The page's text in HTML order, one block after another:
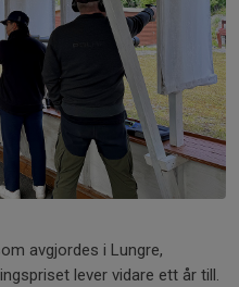
avgjordes i Lungre,
lever vidare ett år till.